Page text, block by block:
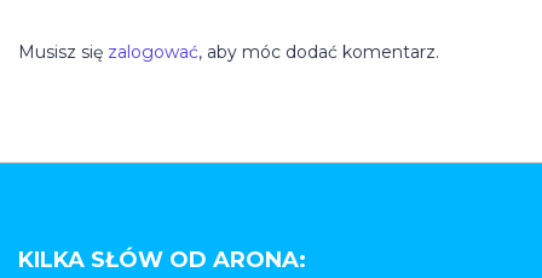
Musisz się zalogować, aby móc dodać komentarz.
KILKA SŁÓW OD ARONA: